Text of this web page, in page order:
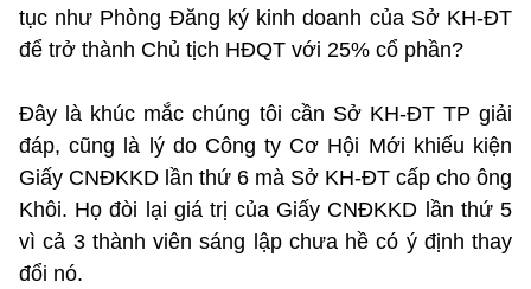
tục như Phòng Đăng ký kinh doanh của Sở KH-ĐT
để trở thành Chủ tịch HĐQT với 25% cổ phần?
Đây là khúc mắc chúng tôi cần Sở KH-ĐT TP giải
đáp, cũng là lý do Công ty Cơ Hội Mới khiếu kiện
Giấy CNĐKKD lần thứ 6 mà Sở KH-ĐT cấp cho ông
Khôi. Họ đòi lại giá trị của Giấy CNĐKKD lần thứ 5
vì cả 3 thành viên sáng lập chưa hề có ý định thay
đổi nó.